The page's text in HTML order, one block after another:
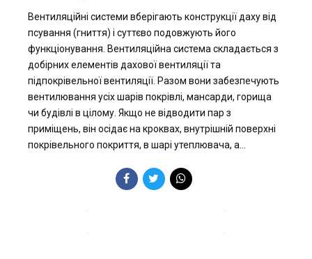
Вентиляційні системи вберігають конструкції даху від
псування (гниття) і суттєво подовжують його
функціонування. Вентиляційна система складається з
добірних елементів дахової вентиляції та
підпокрівельної вентиляції. Разом вони забезпечують
вентилювання усіх шарів покрівлі, мансарди, горища
чи будівлі в цілому. Якщо не відводити пар з
приміщень, він осідає на кроквах, внутрішній поверхні
покрівельного покриття, в шарі утеплювача, а...